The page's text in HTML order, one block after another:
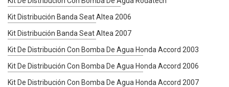
Kit Distribución Banda Seat Altea 2006
Kit Distribución Banda Seat Altea 2007
Kit De Distribución Con Bomba De Agua Honda Accord 2003
Kit De Distribución Con Bomba De Agua Honda Accord 2006
Kit De Distribución Con Bomba De Agua Honda Accord 2007